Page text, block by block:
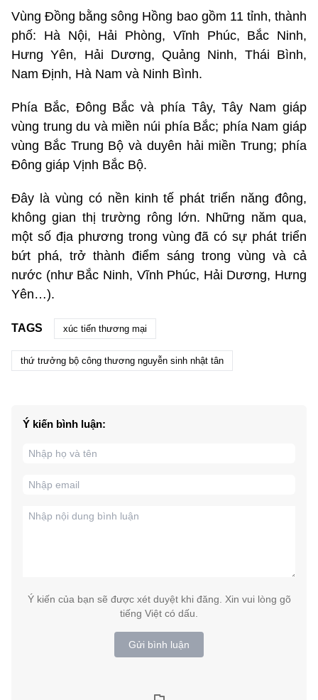
Vùng Đồng bằng sông Hồng bao gồm 11 tỉnh, thành
phố: Hà Nội, Hải Phòng, Vĩnh Phúc, Bắc Ninh,
Hưng Yên, Hải Dương, Quảng Ninh, Thái Bình,
Nam Định, Hà Nam và Ninh Bình.
Phía Bắc, Đông Bắc và phía Tây, Tây Nam giáp
vùng trung du và miền núi phía Bắc; phía Nam giáp
vùng Bắc Trung Bộ và duyên hải miền Trung; phía
Đông giáp Vịnh Bắc Bộ.
Đây là vùng có nền kinh tế phát triển năng đông,
không gian thị trường rông lớn. Những năm qua,
một số địa phương trong vùng đã có sự phát triển
bứt phá, trở thành điểm sáng trong vùng và cả
nước (như Bắc Ninh, Vĩnh Phúc, Hải Dương, Hưng
Yên…).
TAGS xúc tiến thương mại
thứ trưởng bộ công thương nguyễn sinh nhật tân
Ý kiến bình luận:
Ý kiến của bạn sẽ được xét duyệt khi đăng. Xin vui lòng gõ
tiếng Việt có dấu.
Gửi bình luận